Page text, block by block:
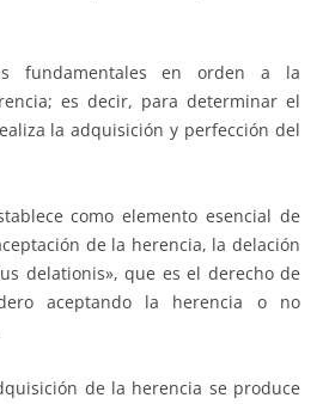
fundamentales en orden a la
es decir, para determinar el
la adquisición y perfección del
como elemento esencial de
de la herencia, la delación
delationis», que es el derecho de
aceptando la herencia o no
de la herencia se produce